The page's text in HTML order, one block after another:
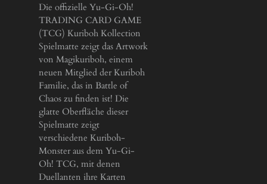
Die offizielle Yu-Gi-Oh!
TRADING CARD GAME
(TCG) Kuriboh Kollection
Spielmatte zeigt das Artwork
von Magikuriboh, einem
neuen Mitglied der Kuriboh
Familie, das in Battle of
Chaos zu finden ist! Die
glatte Oberfläche dieser
Spielmatte zeigt
verschiedene Kuriboh-
Monster aus dem Yu-Gi-
Oh! TCG, mit denen
Duellanten ihre Karten